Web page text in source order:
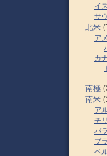
イ
サ
北米
ア
カ
南極
南米
ア
チリ
パ
ブ
ペ